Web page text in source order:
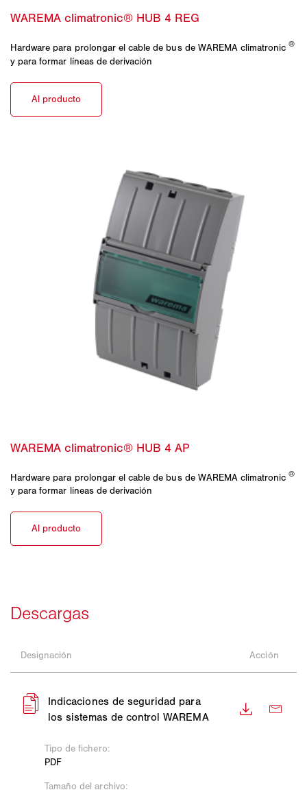
Hardware para prolongar el cable de bus de WAREMA climatronic®
y para formar líneas de derivación
Hardware para prolongar el cable de bus de WAREMA climatronic®
y para formar líneas de derivación